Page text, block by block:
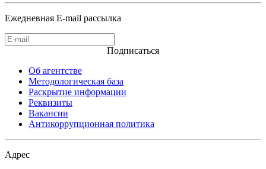
Ежедневная E-mail рассылка
Подписаться
Об агентстве
Методологическая база
Раскрытие информации
Реквизиты
Вакансии
Антикоррупционная политика
Адрес